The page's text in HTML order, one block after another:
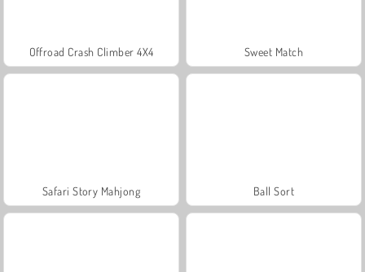
Offroad Crash Climber 4X4 Sweet Match
Safari Story Mahjong Ball Sort